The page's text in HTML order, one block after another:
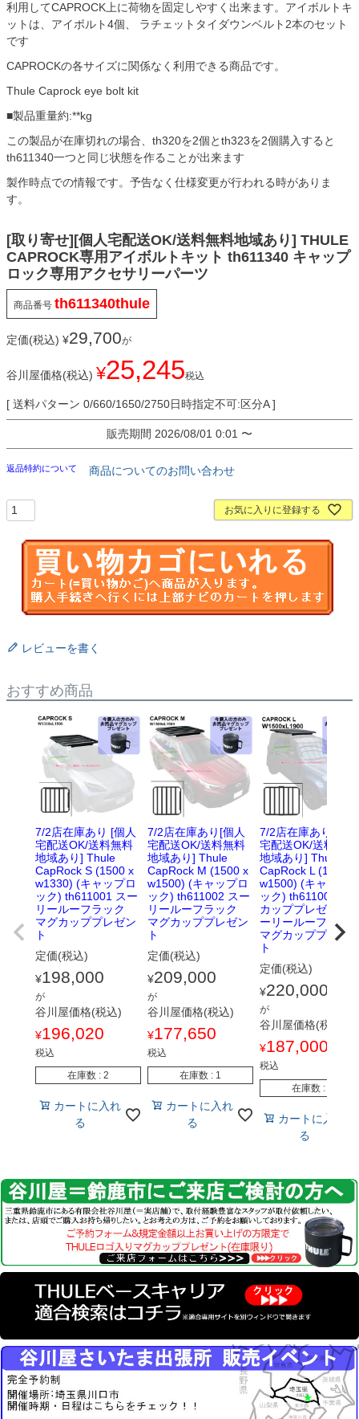
利用してCAPROCK上に荷物を固定しやすく出来ます。アイボルトキ
ットは、アイボルト4個、 ラチェットタイダウンベルト2本のセット
です
CAPROCKの各サイズに関係なく利用できる商品です。
Thule Caprock eye bolt kit
■製品重量約:**kg
この製品が在庫切れの場合、th320を2個とth323を2個購入すると
th611340一つと同じ状態を作ることが出来ます
製作時点での情報です。予告なく仕様変更が行われる時がありま
す。
[取り寄せ][個人宅配送OK/送料無料地域あり] THULE
CAPROCK専用アイボルトキット th611340 キャップ
ロック専用アクセサリーパーツ
商品番号 th611340thule
定価(税込) ¥29,700が
谷川屋価格(税込) ¥25,245税込
送料パターン 0/660/1650/2750日時指定不可:区分A
販売期間 2026/08/01 0:01 〜
返品特約について 商品についてのお問い合わせ
お気に入りに登録する
レビューを書く
おすすめ商品
7/2店在庫あり [個人
宅配送OK/送料無料
地域あり] Thule
CapRock S (1500 x
w1330) (キャップロ
ック) th611001 スー
リールーフラック
マグカッププレゼン
ト
定価(税込)
¥198,000
が
谷川屋価格(税込)
¥196,020
税込
在庫数
2
カートに入れ
る
7/2店在庫あり[個人
宅配送OK/送料無料
地域あり] Thule
CapRock M (1500 x
w1500) (キャップロ
ック) th611002 スー
リールーフラック
マグカッププレゼン
ト
定価(税込)
¥209,000
が
谷川屋価格(税込)
¥177,650
税込
在庫数
1
カートに入れ
る
7/2店在庫あり[個人
宅配送OK/送料無料
地域あり] Thule
CapRock L (1900 x
w1500) (キャップ
ック) th611003 マ
カッププレゼント
ーリールーフラッ
マグカッププレゼ
ト
定価(税込)
¥220,000
が
谷川屋価格(税込)
¥187,000
税込
在庫数
カートに入れ
る